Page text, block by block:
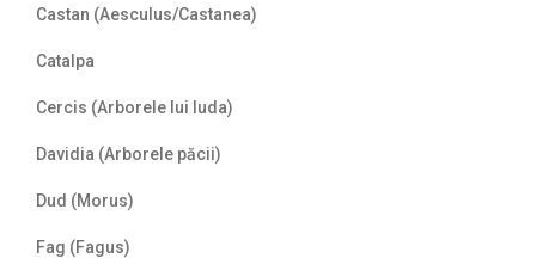
Castan (Aesculus/Castanea)
Catalpa
Cercis (Arborele lui Iuda)
Davidia (Arborele păcii)
Dud (Morus)
Fag (Fagus)